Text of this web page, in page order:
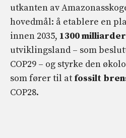
utkanten av
hovedmål: å etablere en
innen 2035, 1300
utviklingsland – som
COP29 – og styrke den
som fører til at fossilt
COP28.